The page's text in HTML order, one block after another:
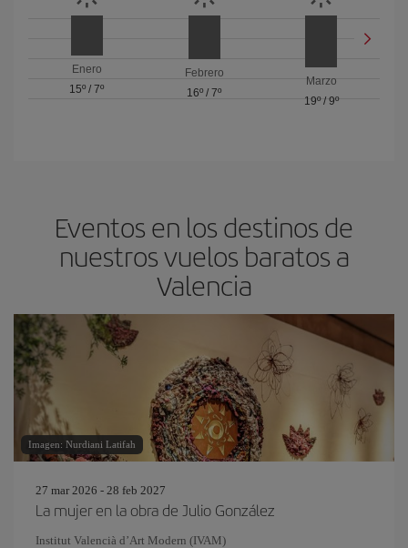
Enero
15º /7º
Febrero
16º / 7º
Marzo
19º/ 9º
Eventos en los destinos de
nuestros vuelos baratos a
Valencia
Imagen: Nurdiani Latifah
27 mar 2026 - 28 feb 2027
La mujer en la obra de Julio González
Institut Valencià d’Art Modern (IVAM)